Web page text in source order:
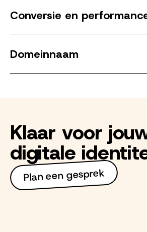
Conversie en
Domeinnaam
Klaar voor
digitale
Plan een gesprek